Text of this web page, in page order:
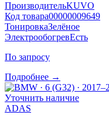
ПроизводительKUVO
Код товара00000009649
ТонировкаЗелёное
ЭлектрообогревЕсть
По запросу
Подробнее →
Уточнить наличие
ADAS